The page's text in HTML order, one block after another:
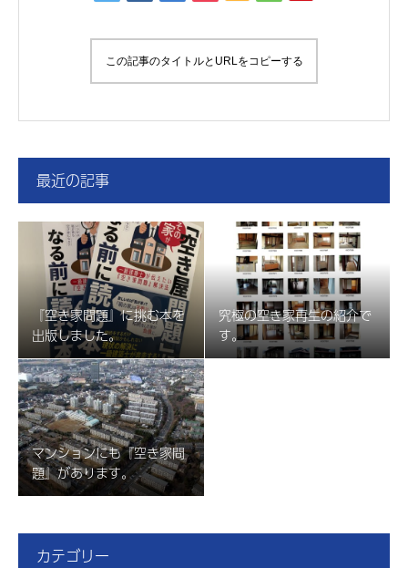
この記事のタイトルとURLをコピーする
最近の記事
『空き家問題』に挑む本を
出版しました。
究極の空き家再生の紹介で
す。
マンションにも『空き家問
題』があります。
カテゴリー